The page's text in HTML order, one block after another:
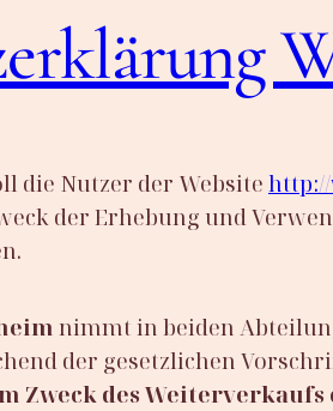
die Nutzer der Website
der Erhebung und
nimmt in beiden
der gesetzlichen
Zweck des